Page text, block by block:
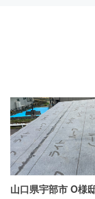
山口県宇部市 O様